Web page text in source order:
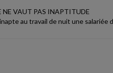
VAUT PAS INAPTITUDE
au travail de nuit une salariée